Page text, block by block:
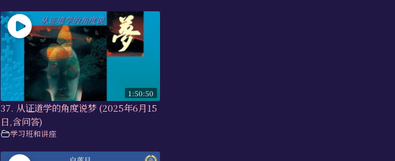
1:50:50
37. 从证道学的角度说梦 (2025年6月15
日,含问答)
学习班和讲座